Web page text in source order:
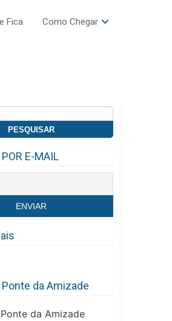
Fica Como Chegar
E-MAIL
da Amizade
da Amizade